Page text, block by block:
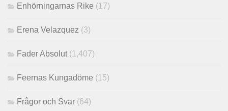
Enhörningarnas Rike (17)
Erena Velazquez (3)
Fader Absolut (1,407)
Feernas Kungadöme (15)
Frågor och Svar (64)